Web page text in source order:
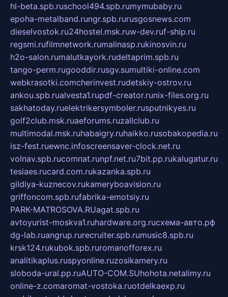
hl-beta.spb.ruschool494.spb.rumymubaby.ru
epoha-metalband.rungr.spb.rurusgosnews.com
dieselvostok.ru24hostel.msk.ruw-dev.ruf-ship.ru
regsmi.rufilmnetwork.rumalinasp.rukinosvin.ru
h2o-salon.rumalutkayork.rudeltaprim.spb.ru
tango-perm.rugooddir.rusgv.sumultiki-online.com
webkrasotki.comcherinvest.rudetskiy-ostrov.ru
ankou.spb.rualvesta1.rupdf-creator.runix-files.org.ru
sakhatoday.ruelektrikersymboler.rusputnikyes.ru
golf2club.msk.ruaeforums.ruzallclub.ru
multimodal.msk.ruhabaigry.ruhaikko.rusobakopedia.ru
isz-fest.ruewnc.infoscreensaver-clock.net.ru
volnav.spb.rucomnat.runpf.net.ru7bit.pp.rukalugatur.ru
tesiaes.rucard.com.rukazanka.spb.ru
gildiya-kuznecov.rukameryboavision.ru
griffoncom.spb.rufabrika-emotsiy.ru
PARK-MATROSOVA.RUagat.spb.ru
avtoyurist-moskva1.ruhardware.org.ruсхема-авто.рф
dg-lab.ruangrup.rurecruiter.spb.rumusic8.spb.ru
krsk124.rukubok.spb.ruromanofforex.ru
analitikaplus.ruspyonline.ruzosikamery.ru
sloboda-ural.pp.ruAUTO-COM.SUhohota.netalimy.ru
online-z.comaromat-vostoka.ruotdelkaexp.ru